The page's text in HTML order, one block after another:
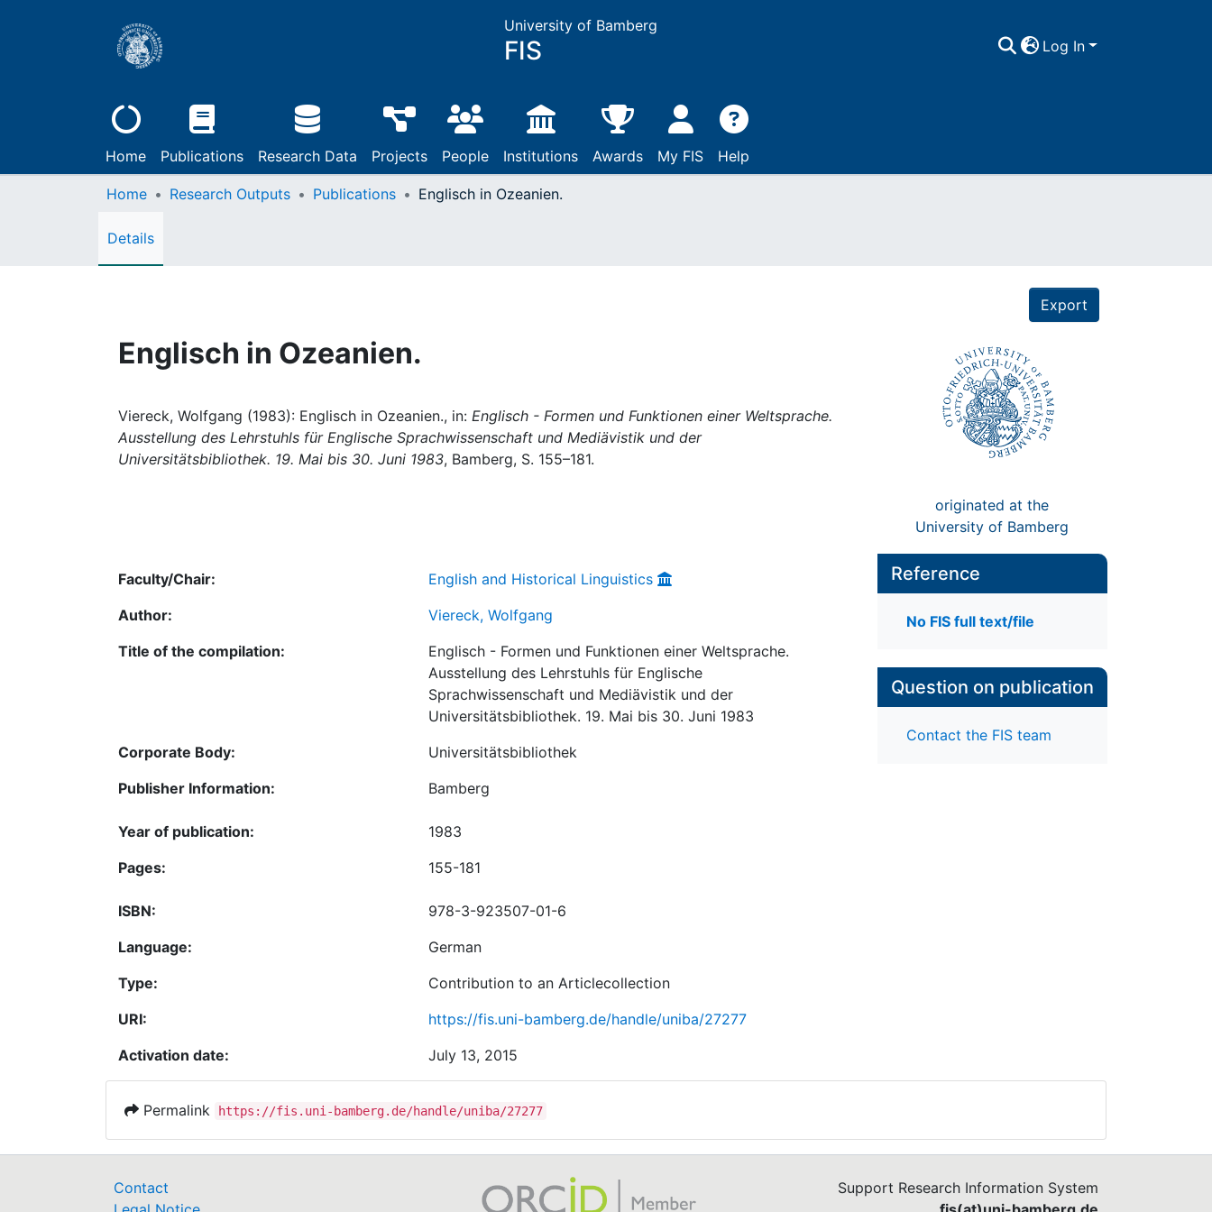
University of Bamberg
FIS Log In
Home Publications Research Data Projects People Institutions Awards My FIS Help
Home Research Outputs Publications Englisch in Ozeanien.
Details
Export
Englisch in Ozeanien.
Viereck, Wolfgang (1983): Englisch in Ozeanien., in: Englisch - Formen und Funktionen einer Weltsprache.
Ausstellung des Lehrstuhls für Englische Sprachwissenschaft und Mediävistik und der
Universitätsbibliothek. 19. Mai bis 30. Juni 1983, Bamberg, S. 155–181.
originated at the
University of Bamberg
Faculty/Chair:
English and Historical Linguistics
Author:
Viereck, Wolfgang
Title of the compilation:
Englisch - Formen und Funktionen einer Weltsprache.
Ausstellung des Lehrstuhls für Englische
Sprachwissenschaft und Mediävistik und der
Universitätsbibliothek. 19. Mai bis 30. Juni 1983
Corporate Body:
Universitätsbibliothek
Publisher Information:
Bamberg
Year of publication:
1983
Pages:
155-181
ISBN:
978-3-923507-01-6
Language:
German
Type:
Contribution to an Articlecollection
URI:
https://fis.uni-bamberg.de/handle/uniba/27277
Activation date:
July 13, 2015
Reference
No FIS full text/file
Question on publication
Contact the FIS team
Permalink https://fis.uni-bamberg.de/handle/uniba/27277
Contact
Support Research Information System